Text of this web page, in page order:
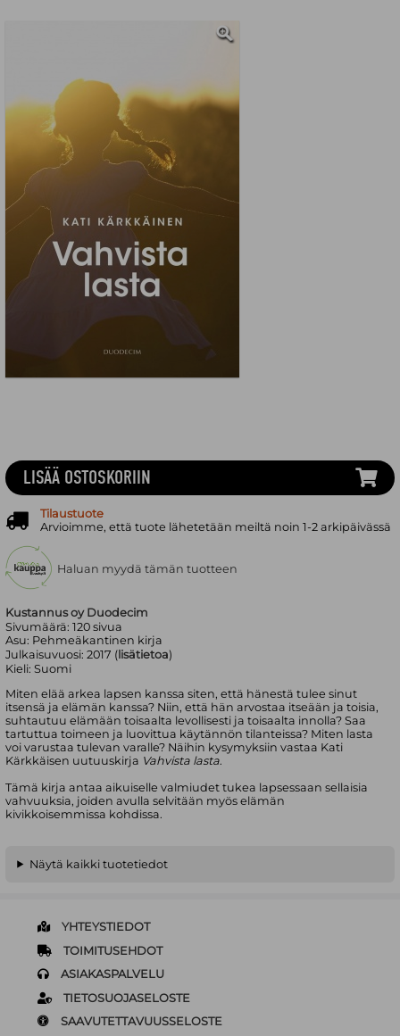
Kustannus oy Duodecim
Sivumäärä:120 sivua
Asu: Pehmeäkantinen kirja
Julkaisuvuosi:2017 ( lisätietoa)
Kieli:Suomi
Miten elää arkea lapsen kanssa siten, että hänestä tulee sinut
itsensä ja elämän kanssa? Niin, että hän arvostaa itseään ja toisia,
suhtautuu elämään toisaalta levollisesti ja toisaalta innolla? Saa
tartuttua toimeen ja luovittua käytännön tilanteissa? Miten lasta
voi varustaa tulevan varalle? Näihin kysymyksiin vastaa Kati
Kärkkäisen uutuuskirja Vahvista lasta.
Tämä kirja antaa aikuiselle valmiudet tukea lapsessaan sellaisia
vahvuuksia, joiden avulla selvitään myös elämän
kivikkoisemmissa kohdissa.
LISÄÄ OSTOSKORIIN
Tilaustuote
Arvioimme, että tuote lähetetään meiltä noin 1-2 arkipäivässä
Haluan myydä tämän tuotteen
Näytä kaikki tuotetiedot
YHTEYSTIEDOT
TOIMITUSEHDOT
ASIAKASPALVELU
TIETOSUOJASELOSTE
SAAVUTETTAVUUSSELOSTE